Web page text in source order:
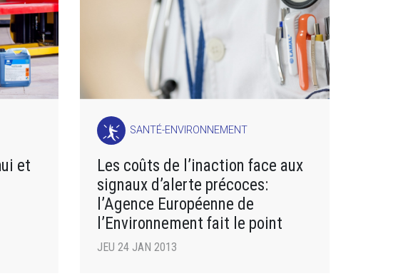
et
SANTÉ-ENVIRONNEMENT
Les coûts de l’inaction face aux
signaux d’alerte précoces:
l’Agence Européenne de
l’Environnement fait le point
JEU 24 JAN 2013